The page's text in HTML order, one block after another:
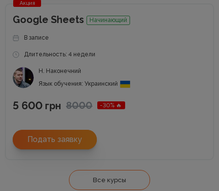
Акция
Google Sheets Начинающий
В записе
Длительность: 4 недели
Н. Наконечний
Язык обучения: Украинский
5 600 грн 8000 -30% 🔥
Подать заявку
Все курсы